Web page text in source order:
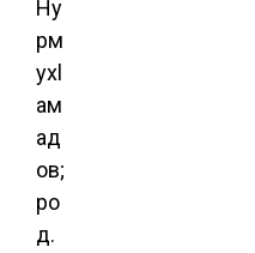
Ну
рм
ухl
ам
ад
ов;
ро
д.